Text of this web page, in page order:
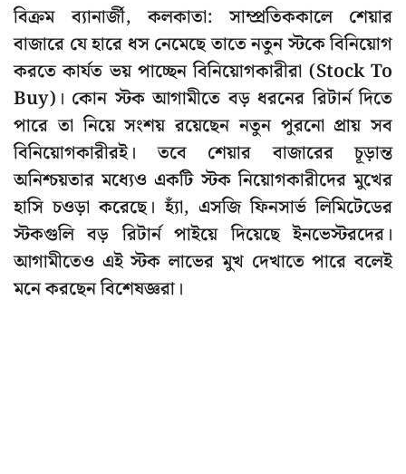
বিক্রম ব্যানার্জী, কলকাতা: সাম্প্রতিককালে শেয়ার
বাজারে যে হারে ধস নেমেছে তাতে নতুন স্টকে বিনিয়োগ
করতে কার্যত ভয় পাচ্ছেন বিনিয়োগকারীরা (Stock To
Buy)। কোন স্টক আগামীতে বড় ধরনের রিটার্ন দিতে
পারে তা নিয়ে সংশয় রয়েছেন নতুন পুরনো প্রায় সব
বিনিয়োগকারীরই। তবে শেয়ার বাজারের চূড়ান্ত
অনিশ্চয়তার মধ্যেও একটি স্টক নিয়োগকারীদের মুখের
হাসি চওড়া করেছে। হ্যাঁ, এসজি ফিনসার্ভ লিমিটেডের
স্টকগুলি বড় রিটার্ন পাইয়ে দিয়েছে ইনভেস্টরদের।
আগামীতেও এই স্টক লাভের মুখ দেখাতে পারে বলেই
মনে করছেন বিশেষজ্ঞরা।